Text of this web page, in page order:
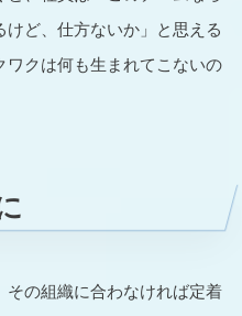
ど、仕方ないか」と思える
ワクは何も生まれてこないの
その組織に合わなければ定着